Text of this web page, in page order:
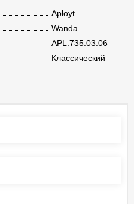
Aployt
Wanda
APL.735.03.06
Классический